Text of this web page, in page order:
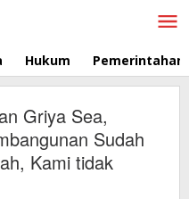
Hukum Pemerintahan
Griya Sea,
Sudah
Kami tidak